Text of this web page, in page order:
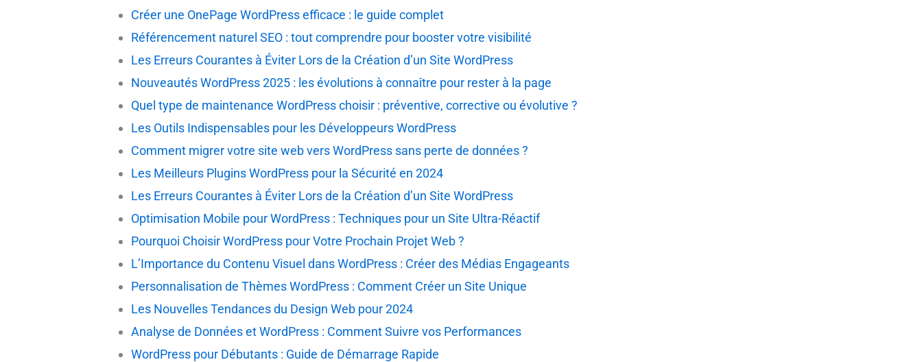
Créer une OnePage WordPress efficace : le guide complet
Référencement naturel SEO : tout comprendre pour booster votre visibilité
Les Erreurs Courantes à Éviter Lors de la Création d’un Site WordPress
Nouveautés WordPress 2025 : les évolutions à connaître pour rester à la page
Quel type de maintenance WordPress choisir : préventive, corrective ou évolutive ?
Les Outils Indispensables pour les Développeurs WordPress
Comment migrer votre site web vers WordPress sans perte de données ?
Les Meilleurs Plugins WordPress pour la Sécurité en 2024
Les Erreurs Courantes à Éviter Lors de la Création d’un Site WordPress
Optimisation Mobile pour WordPress : Techniques pour un Site Ultra-Réactif
Pourquoi Choisir WordPress pour Votre Prochain Projet Web ?
L’Importance du Contenu Visuel dans WordPress : Créer des Médias Engageants
Personnalisation de Thèmes WordPress : Comment Créer un Site Unique
Les Nouvelles Tendances du Design Web pour 2024
Analyse de Données et WordPress : Comment Suivre vos Performances
WordPress pour Débutants : Guide de Démarrage Rapide